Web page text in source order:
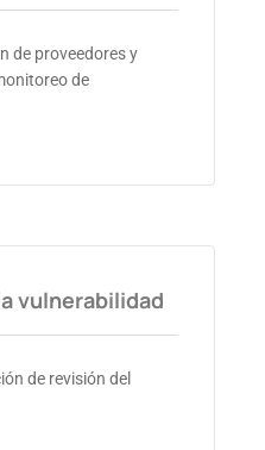
de proveedores y
de
vulnerabilidad
de revisión del